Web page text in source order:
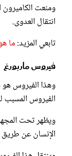
ومنعت
انتقال العدوى.
تابعي المزيد:ما
فيروس ماربورغ
وهذا الفيروس هو
الفيروس المسبب
ويظهر تحت
الإنسان عن